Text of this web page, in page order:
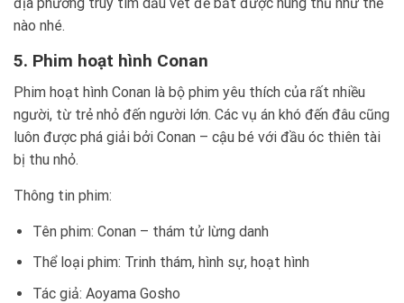
nào nhé.
5. Phim hoạt hình Conan
Phim hoạt hình Conan là bộ phim yêu thích của rất nhiều
người, từ trẻ nhỏ đến người lớn. Các vụ án khó đến đâu cũng
luôn được phá giải bởi Conan – cậu bé với đầu óc thiên tài
bị thu nhỏ.
Thông tin phim:
Tên phim: Conan – thám tử lừng danh
Thể loại phim: Trinh thám, hình sự, hoạt hình
Tác giả: Aoyama Gosho